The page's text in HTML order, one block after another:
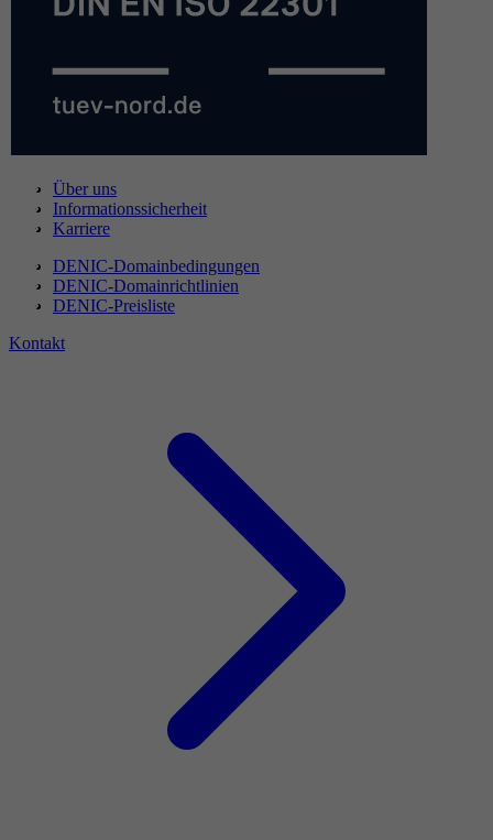
Über uns
Informationssicherheit
Karriere
DENIC-Domainbedingungen
DENIC-Domainrichtlinien
DENIC-Preisliste
Kontakt